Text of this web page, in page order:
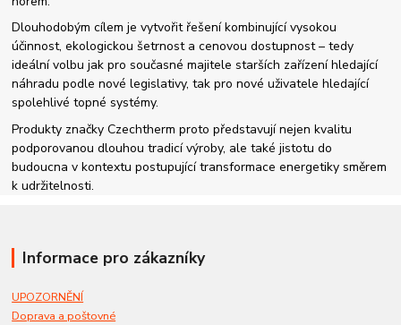
Dlouhodobým cílem je vytvořit řešení kombinující vysokou
účinnost, ekologickou šetrnost a cenovou dostupnost – tedy
ideální volbu jak pro současné majitele starších zařízení hledající
náhradu podle nové legislativy, tak pro nové uživatele hledající
spolehlivé topné systémy.
Produkty značky Czechtherm proto představují nejen kvalitu
podporovanou dlouhou tradicí výroby, ale také jistotu do
budoucna v kontextu postupující transformace energetiky směrem
k udržitelnosti.
Informace pro zákazníky
UPOZORNĚNÍ
Doprava a poštovné